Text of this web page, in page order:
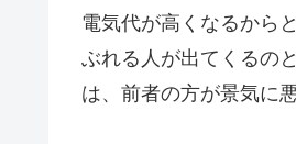
電気代が高くなるから
ぶれる人が出てくるの
は、前者の方が景気に